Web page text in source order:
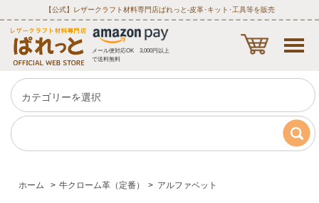
【公式】レザークラフト材料専門店ぱれっと‐皮革･キット･工具等を販売
メール便対応OK 3,000円以上
で送料無料
ホーム > 牛クローム革（定番） > アルファベット